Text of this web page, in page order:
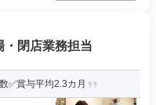
閉店業務担当
✅賞与平均2.3カ月